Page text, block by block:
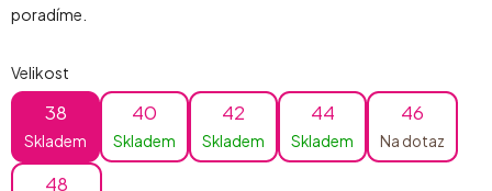
poradíme.
Velikost
38
Skladem
40
Skladem
42
Skladem
44
Skladem
46
Na dotaz
48